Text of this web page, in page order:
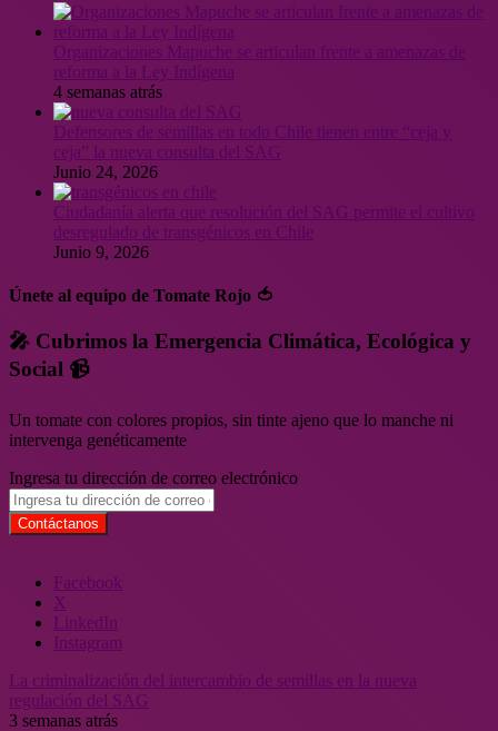
4 semanas atrás
Junio 24, 2026
Ciudadanía alerta que resolución del SAG permite el cultivo
desregulado de transgénicos en Chile
Junio 9, 2026
Únete al equipo de Tomate Rojo 🍅
🎤 Cubrimos la Emergencia Climática, Ecológica y
Social 📹
Un tomate con colores propios, sin tinte ajeno que lo manche ni
intervenga genéticamente
Ingresa tu dirección de correo electrónico
Facebook
X
LinkedIn
Instagram
La criminalización del intercambio de semillas en la nueva
regulación del SAG
3 semanas atrás